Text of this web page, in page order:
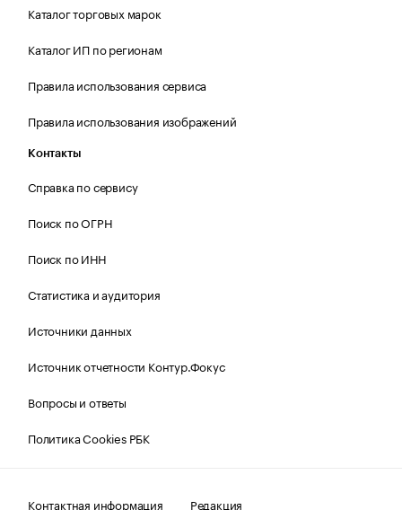
Каталог торговых марок
Каталог ИП по регионам
Правила использования сервиса
Правила использования изображений
Контакты
Справка по сервису
Поиск по ОГРН
Поиск по ИНН
Статистика и аудитория
Источники данных
Источник отчетности Контур.Фокус
Вопросы и ответы
Политика Cookies РБК
Контактная информация Редакция